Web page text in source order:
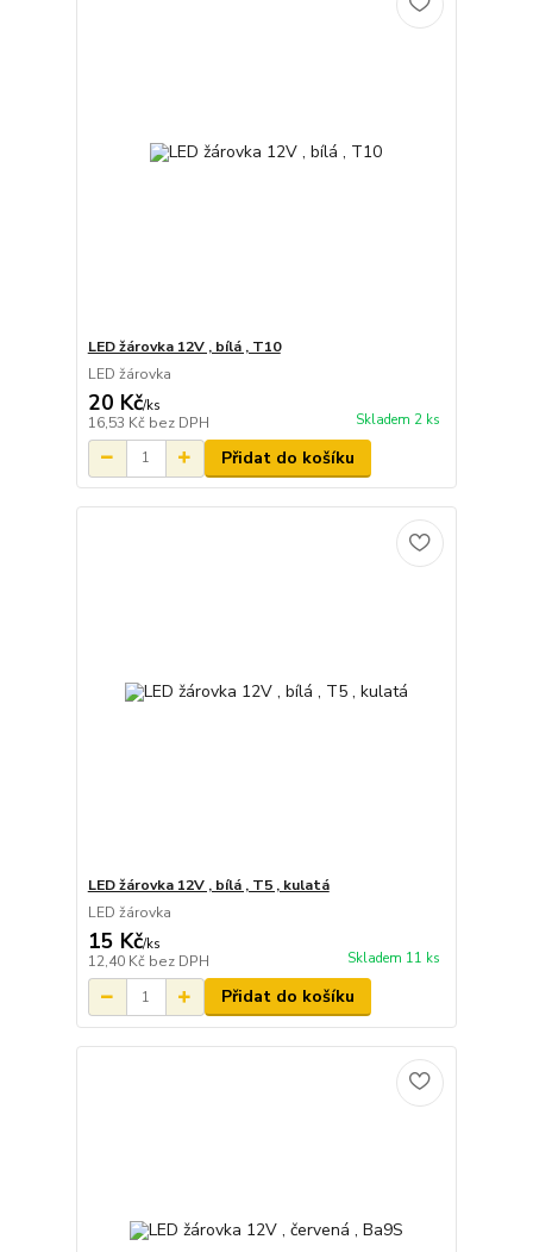
LED žárovka 12V , bílá , T10
LED žárovka
20 Kč/ks
16,53 Kč bez DPH Skladem 2 ks
Přidat do košíku
LED žárovka 12V , bílá , T5 , kulatá
LED žárovka
15 Kč/ks
12,40 Kč bez DPH Skladem 11 ks
Přidat do košíku